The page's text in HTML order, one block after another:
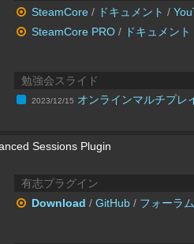
SteamCore / ドキュメント /
SteamCore PRO / ドキュメント
勉強会スライド
2023/12/15 オンラインマルチプレ
Sessions Plugin
有志プラグイン
Download /GitHub / フォーラム